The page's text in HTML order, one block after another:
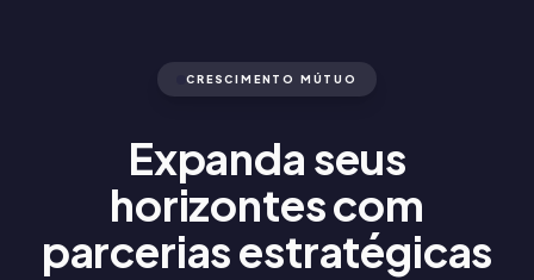
CRESCIMENTO MÚTUO
Expanda seus
horizontescom
parcerias estratégicas